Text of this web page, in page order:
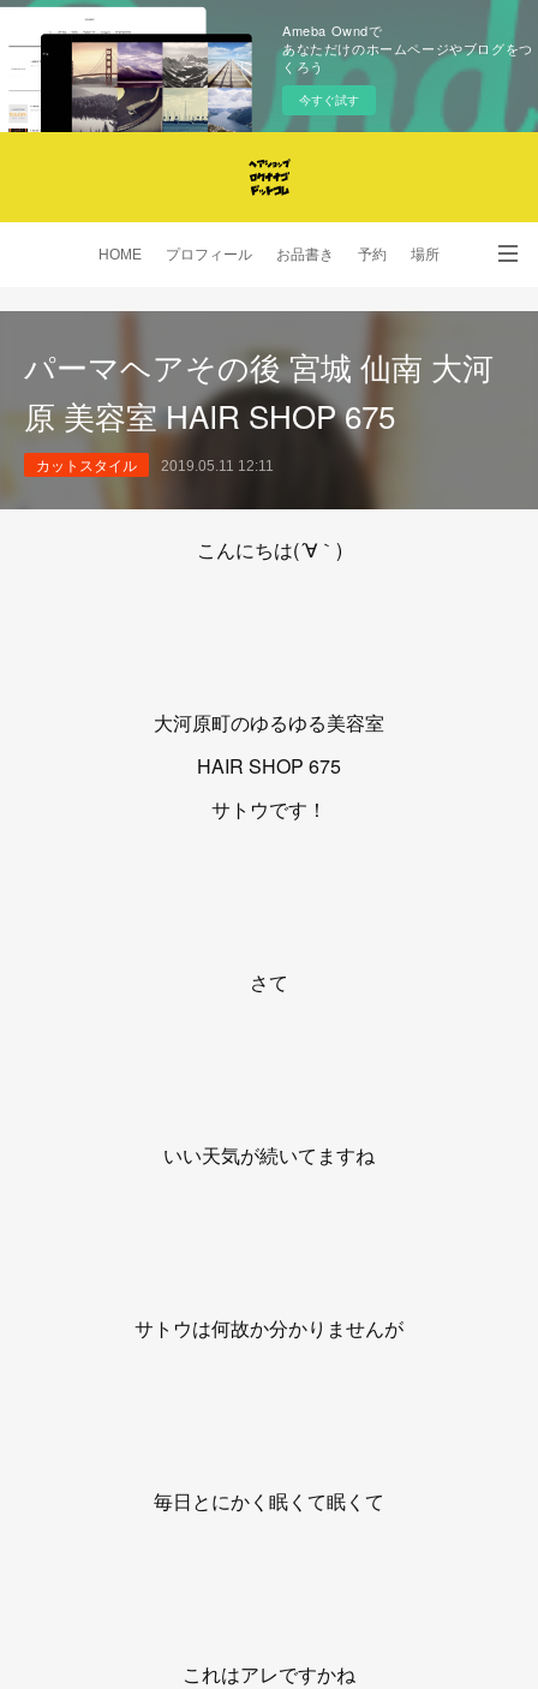
Ameba Owndで
あなただけのホームページやブログをつ
くろう
今すぐ試す
HOME プロフィール お品書き 予約 場所
パーマヘアその後 宮城 仙南 大河
原 美容室 HAIR SHOP 675
カットスタイル 2019.05.11 12:11
こんにちは(´∀｀)
大河原町のゆるゆる美容室
HAIR SHOP 675
サトウです！
さて
いい天気が続いてますね
サトウは何故か分かりませんが
毎日とにかく眠くて眠くて
これはアレですかね